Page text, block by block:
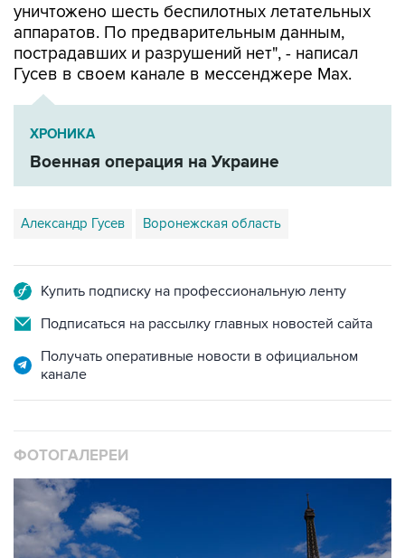
уничтожено шесть беспилотных летательных
аппаратов. По предварительным данным,
пострадавших и разрушений нет", - написал
Гусев в своем канале в мессенджере Max.
ХРОНИКА
Военная операция на Украине
Александр Гусев Воронежская область
Купить подписку на профессиональную ленту
Подписаться на рассылку главных новостей сайта
Получать оперативные новости в официальном
канале
ФОТОГАЛЕРЕИ